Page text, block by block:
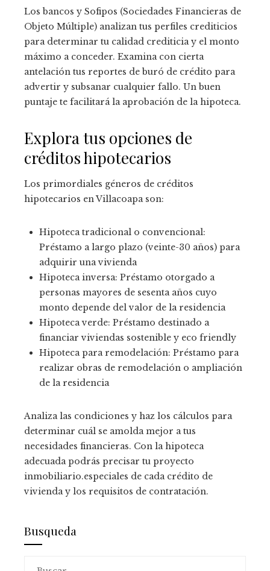
Los bancos y Sofipos (Sociedades Financieras de
Objeto Múltiple) analizan tus perfiles crediticios
para determinar tu calidad crediticia y el monto
máximo a conceder. Examina con cierta
antelación tus reportes de buró de crédito para
advertir y subsanar cualquier fallo. Un buen
puntaje te facilitará la aprobación de la hipoteca.
Explora tus opciones de
créditos hipotecarios
Los primordiales géneros de créditos
hipotecarios en Villacoapa son:
Hipoteca tradicional o convencional:
Préstamo a largo plazo (veinte-30 años) para
adquirir una vivienda
Hipoteca inversa: Préstamo otorgado a
personas mayores de sesenta años cuyo
monto depende del valor de la residencia
Hipoteca verde: Préstamo destinado a
financiar viviendas sostenible y eco friendly
Hipoteca para remodelación: Préstamo para
realizar obras de remodelación o ampliación
de la residencia
Analiza las condiciones y haz los cálculos para
determinar cuál se amolda mejor a tus
necesidades financieras. Con la hipoteca
adecuada podrás precisar tu proyecto
inmobiliario.especiales de cada crédito de
vivienda y los requisitos de contratación.
Busqueda